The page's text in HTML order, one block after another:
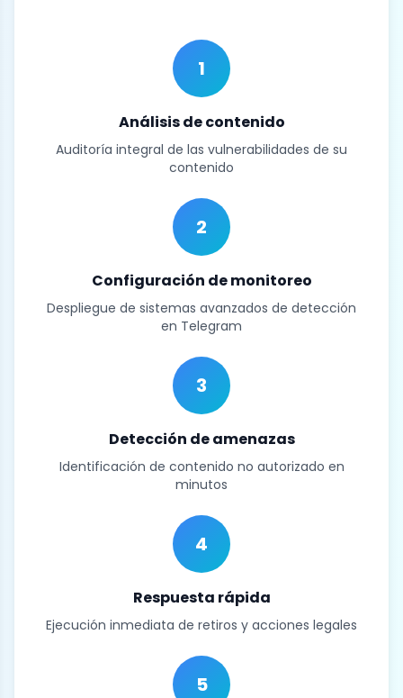
1
Análisis de contenido
Auditoría integral de las vulnerabilidades de su
contenido
2
Configuración de monitoreo
Despliegue de sistemas avanzados de detección
en Telegram
3
Detección de amenazas
Identificación de contenido no autorizado en
minutos
4
Respuesta rápida
Ejecución inmediata de retiros y acciones legales
5